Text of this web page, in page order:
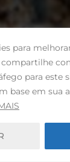
para
para este
base em sua